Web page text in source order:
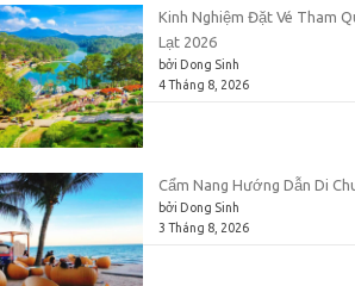
Kinh Nghiệm Đặt Vé Tham
Lạt 2026
bởi Dong Sinh
4 Tháng 8, 2026
Cẩm Nang Hướng Dẫn Di
bởi Dong Sinh
3 Tháng 8, 2026